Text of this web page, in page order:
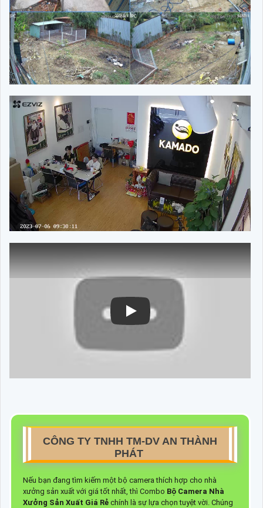
CÔNG TY TNHH TM-DV AN THÀNH
PHÁT
Nếu bạn đang tìm kiếm một bộ camera thích hợp cho nhà
xưởng sản xuất với giá tốt nhất, thì Combo Bộ Camera Nhà
Xưởng Sản Xuất Giá Rẻ chính là sự lựa chọn tuyệt vời. Chúng